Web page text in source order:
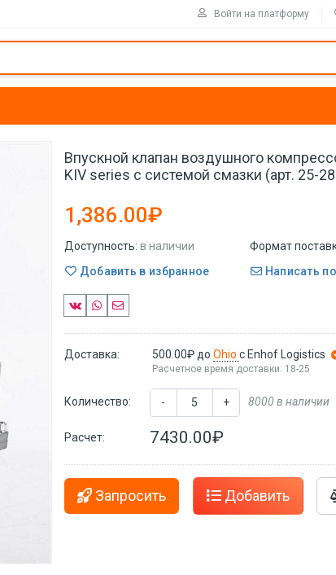
Войти на платформу
Впускной клапан воздушного
KIV series с системой смазки (арт. 25-
1,386.00₽
Доступность: в наличии Формат
Добавить в избранное
Написать
Доставка: 500.00₽ доOhioс Enhof Logistics
Расчетное время доставки: 18-25
Количество: - + 8000 в наличии
Расчет: 7430.00₽
Запросить Добавить